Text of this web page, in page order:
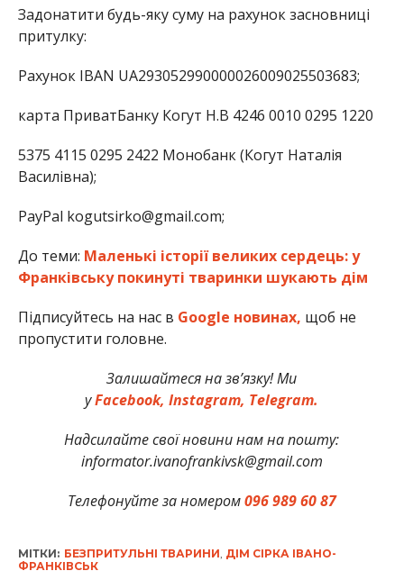
Задонатити будь-яку суму на рахунок засновниці
притулку:
Рахунок ІBAN UA293052990000026009025503683;
карта ПриватБанку Когут Н.В 4246 0010 0295 1220
5375 4115 0295 2422 Монобанк (Когут Наталія
Василівна);
PayPal kogutsirko@gmail.com;
До теми: Маленькі історії великих сердець: у
Франківську покинуті тваринки шукають дім
Підписуйтесь на нас в Google новинах, щоб не
пропустити головне.
Залишайтеся на зв’язку! Ми
уFacebook, Instagram, Telegram.
Надсилайте свої новини нам на пошту:
informator.ivanofrankivsk@gmail.com
Телефонуйте за номером096 989 60 87
МІТКИ: БЕЗПРИТУЛЬНІ ТВАРИНИ ДІМ СІРКА ІВАНО-
ФРАНКІВСЬК